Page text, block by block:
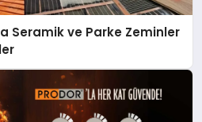
Seramik ve Parke Zeminler